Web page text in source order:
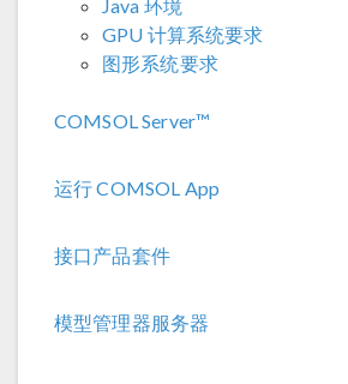
Java 环境
GPU 计算系统要求
图形系统要求
COMSOL Server™
运行 COMSOL App
接口产品套件
模型管理器服务器